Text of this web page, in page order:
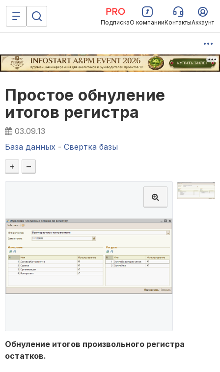
ПодпискаО компанииКонтактыАккаунт
Простое обнуление
итогов регистра
03.09.13
База данных - Свертка базы
+
–
Обнуление итогов произвольного регистра
остатков.